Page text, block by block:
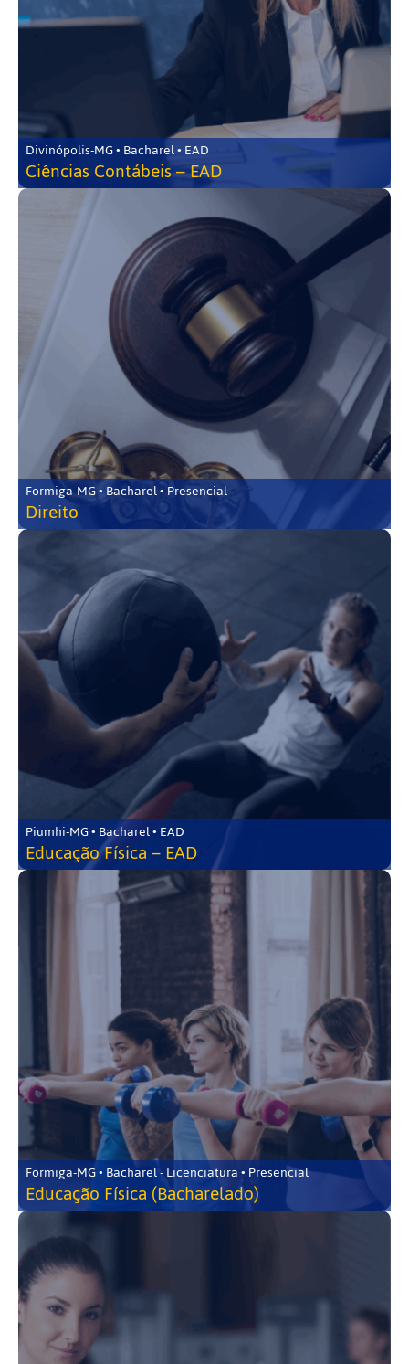
Divinópolis-MG • Bacharel • EAD
Ciências Contábeis – EAD
Formiga-MG • Bacharel • Presencial
Direito
Piumhi-MG • Bacharel • EAD
Educação Física – EAD
Formiga-MG • Bacharel - Licenciatura • Presencial
Educação Física (Bacharelado)